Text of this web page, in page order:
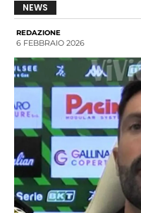
NEWS
REDAZIONE
6 FEBBRAIO 2026